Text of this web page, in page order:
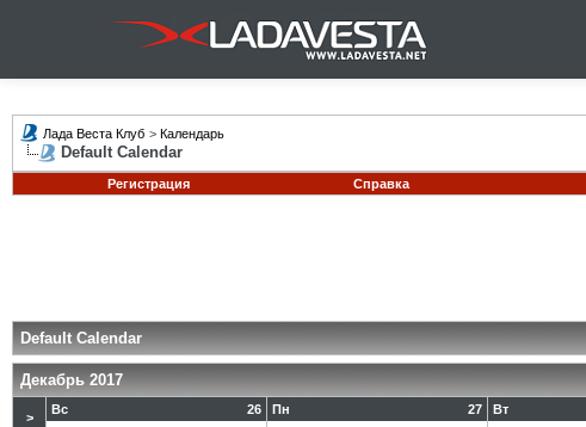
Лада Веста Клуб > Календарь
Default Calendar
Регистрация
Справка
Default Calendar
Декабрь 2017
>
26
Вс 27
Пн Вт